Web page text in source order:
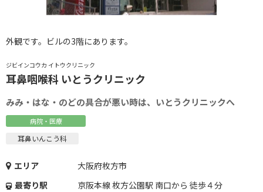
ジビインコウカ イトウクリニック
耳鼻咽喉科 いとうクリニック
みみ・はな・のどの具合が悪い時は、いとうクリニックへ
病院・医療
耳鼻いんこう科
エリア
大阪府枚方市
最寄り駅
京阪本線 枚方公園駅 南口から 徒歩４分
外観です。ビルの3階にあります。